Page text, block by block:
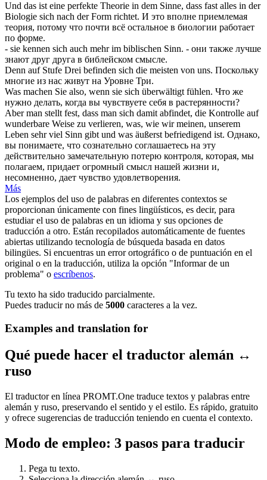
Und das ist eine perfekte Theorie in dem Sinne, dass fast alles in der
Biologie sich nach der Form richtet. И это вполне приемлемая
теория, потому что почти всё остальное в биологии работает
по форме.
- sie kennen sich auch mehr im biblischen Sinn. - они также лучше
знают друг друга в библейском смысле.
Denn auf Stufe Drei befinden sich die meisten von uns. Поскольку
многие из нас живут на Уровне Три.
Was machen Sie also, wenn sie sich überwältigt fühlen. Что же
нужно делать, когда вы чувствуете себя в растерянности?
Aber man stellt fest, dass man sich damit abfindet, die Kontrolle auf
wunderbare Weise zu verlieren, was, wie wir meinen, unserem
Leben sehr viel Sinn gibt und was äußerst befriedigend ist. Однако,
вы понимаете, что сознательно соглашаетесь на эту
действительно замечательную потерю контроля, которая, мы
полагаем, придает огромный смысл нашей жизни и,
несомненно, дает чувство удовлетворения.
Más
Los ejemplos del uso de palabras en diferentes contextos se
proporcionan únicamente con fines lingüísticos, es decir, para
estudiar el uso de palabras en un idioma y sus opciones de
traducción a otro. Están recopilados automáticamente de fuentes
abiertas utilizando tecnología de búsqueda basada en datos
bilingües. Si encuentras un error ortográfico o de puntuación en el
original o en la traducción, utiliza la opción "Informar de un
problema" o escríbenos.
Tu texto ha sido traducido parcialmente.
Puedes traducir no más de 5000 caracteres a la vez.
Examples and translation for
Qué puede hacer el traductor alemán ↔
ruso
El traductor en línea PROMT.One traduce textos y palabras entre
alemán y ruso, preservando el sentido y el estilo. Es rápido, gratuito
y ofrece sugerencias de traducción teniendo en cuenta el contexto.
Modo de empleo: 3 pasos para traducir
Pega tu texto.